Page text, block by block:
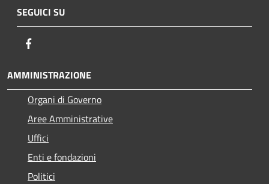
SEGUICI SU
AMMINISTRAZIONE
Organi di Governo
Aree Amministrative
Uffici
Enti e fondazioni
Politici